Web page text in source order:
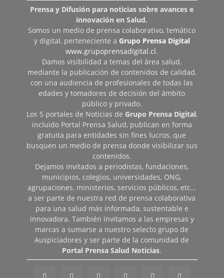
Prensa y Difusión para noticias sobre avances e
innovación en Salud.
Somos un medio de prensa colaborativo, temático
y digital, perteneciente a Grupo Prensa Digital
www.grupoprensadigital.cl.
Damos visibilidad a temas del área salud,
mediante la publicación de contenidos de calidad,
con una audiencia de profesionales de todas las
edades y tomadores de decisión del ámbito
público y privado.
Los 5 portales de Noticias de Grupo Prensa Digital,
incluido Portal Prensa Salud, publican en forma
gratuita para entidades sin fines lucros, que
busquen un medio de prensa donde visibilizar sus
contenidos.
Dejamos invitados a periodistas, fundaciones,
municipios, colegios, universidades, ONG,
agrupaciones, ministerios, servicios públicos, etc…
a ser parte de nuestra red de prensa colaborativa
para una salud más informada, sustentable e
innovadora. También invitamos a las empresas y
marcas a sumarse a nuestro selecto grupo de
Auspiciadores y ser parte de la comunidad de
Portal Prensa Salud Noticias.